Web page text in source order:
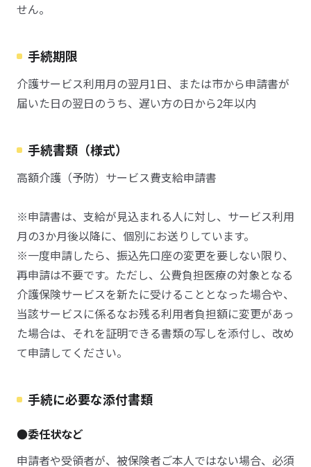
せん。
手続期限
介護サービス利用月の翌月1日、または市から申請書が
届いた日の翌日のうち、遅い方の日から2年以内
手続書類（様式）
高額介護（予防）サービス費支給申請書
※申請書は、支給が見込まれる人に対し、サービス利用
月の3か月後以降に、個別にお送りしています。
※一度申請したら、振込先口座の変更を要しない限り、
再申請は不要です。ただし、公費負担医療の対象となる
介護保険サービスを新たに受けることとなった場合や、
当該サービスに係るなお残る利用者負担額に変更があっ
た場合は、それを証明できる書類の写しを添付し、改め
て申請してください。
手続に必要な添付書類
●委任状など
申請者や受領者が、被保険者ご本人ではない場合、必須